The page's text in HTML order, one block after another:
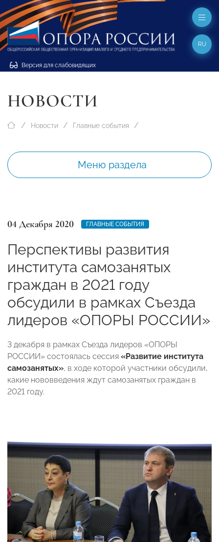
Версия для слабовидящих
RU
НОВОСТИ
Новости Главные события
Меню раздела
04 Декабря 2020 ГЛАВНЫЕ СОБЫТИЯ
Перспективы развития
института самозанятых
граждан в 2021 году
обсудили в рамках Съезда
лидеров «ОПОРЫ РОССИИ»
3 декабря в рамках Съезда лидеров «ОПОРЫ
РОССИИ» состоялась сессия «Развитие института
самозанятых», в ходе которой участники обсудили,
какие нововведения ждут самозанятых граждан в
2021 году.